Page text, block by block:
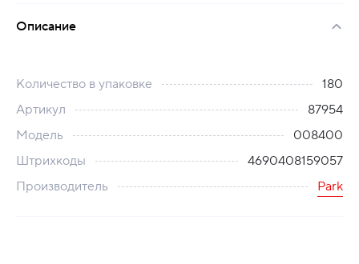
Описание
Количество в упаковке
180
Артикул
87954
Модель
008400
Штрихкоды
4690408159057
Производитель
Park